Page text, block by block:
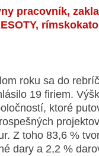
pracovník,
roku sa do
19 firiem.
ktoré
Z toho 83,6 %
dary a 2,2 %